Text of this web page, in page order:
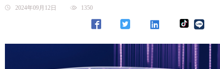
2024年09月12日 1350